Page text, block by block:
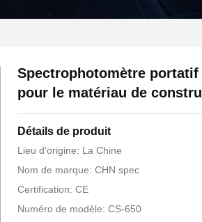
Spectrophotomètre
pour le matériau de
Détails de produit
Lieu d'origine: La Chine
Nom de marque: CHN spec
Certification: CE
Numéro de modèle: CS-650